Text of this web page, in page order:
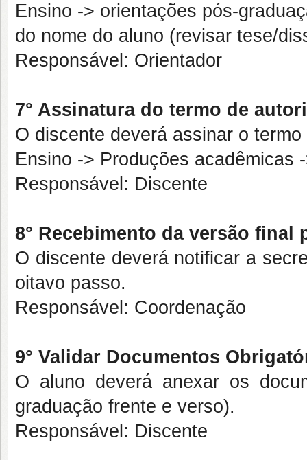
Ensino -> orientações pós-
do nome do aluno (revisar tese/
Responsável: Orientador
7° Assinatura do termo de
O discente deverá assinar o
Ensino -> Produções acadêmicas
Responsável: Discente
8° Recebimento da versão final
O discente deverá notificar a
oitavo passo.
Responsável: Coordenação
9° Validar Documentos
O aluno deverá anexar os
graduação frente e verso).
Responsável: Discente